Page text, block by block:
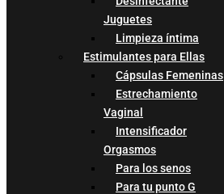
Juguetes
Limpieza íntima
Estimulantes para Ellas
Cápsulas Femeninas
Estrechamiento
Vaginal
Intensificador
Orgasmos
Para los senos
Para tu punto G